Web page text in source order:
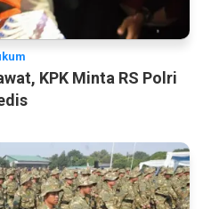
KPK Minta RS Polri